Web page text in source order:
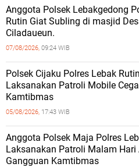
Anggota Polsek Lebakgedong
Rutin Giat Subling di masjid
Ciladaueun.
07/08/2026, 09:24 WIB
Polsek Cijaku Polres Lebak Rutin
Laksanakan Patroli Mobile
Kamtibmas
05/08/2026, 17:43 WIB
Anggota Polsek Maja Polres
Laksanakan Patroli Malam Hari
Gangguan Kamtibmas